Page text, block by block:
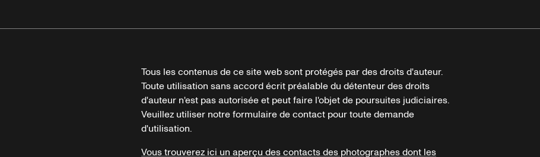
Tous les contenus de ce site web sont protégés par des droits d'auteur.
Toute utilisation sans accord écrit préalable du détenteur des droits
d'auteur n'est pas autorisée et peut faire l'objet de poursuites judiciaires.
Veuillez utiliser notre formulaire de contact pour toute demande
d'utilisation.
Vous trouverez ici un aperçu des contacts des photographes dont les